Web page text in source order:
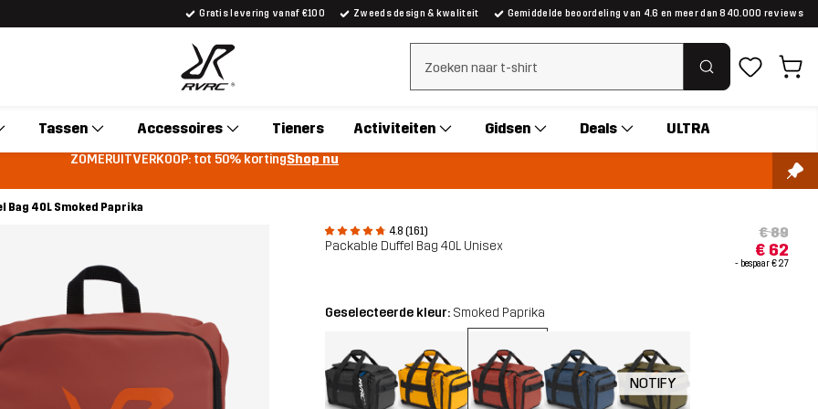
Gratis levering vanaf €100 Zweeds design & kwaliteit Gemiddelde beoordeling van 4.6 en meer dan 840.000 reviews
Zoeken wissen
Tassen Accessoires Tieners Activiteiten Gidsen Deals ULTRA
ZOMERUITVERKOOP: tot 50% kortingShop nu
Bag 40L Smoked Paprika
4.8 (161)
Packable Duffel Bag 40L Unisex
€ 89
€ 62
- bespaar€ 27
Geselecteerde kleur: Smoked Paprika
NOTIFY